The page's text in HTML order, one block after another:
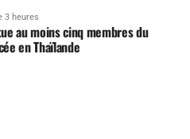
3 heures
au moins cinq membres du
en Thaïlande